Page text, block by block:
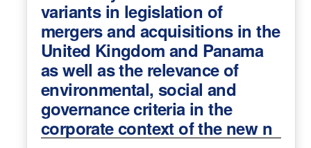
variants in legislation of
mergers and acquisitions in the
United Kingdom and Panama
as well as the relevance of
environmental, social and
governance criteria in the
corporate context of the new n